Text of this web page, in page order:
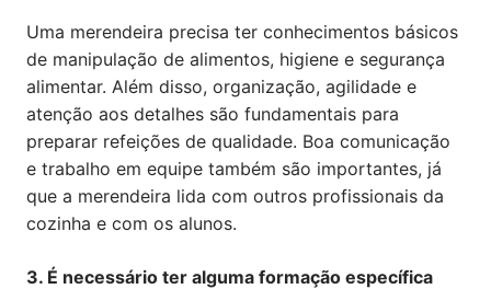
Uma merendeira precisa ter conhecimentos básicos
de manipulação de alimentos, higiene e segurança
alimentar. Além disso, organização, agilidade e
atenção aos detalhes são fundamentais para
preparar refeições de qualidade. Boa comunicação
e trabalho em equipe também são importantes, já
que a merendeira lida com outros profissionais da
cozinha e com os alunos.
3. É necessário ter alguma formação específica